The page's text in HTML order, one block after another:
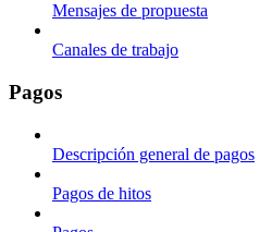
Mensajes de propuesta
Canales de trabajo
Pagos
Descripción general de pagos
Pagos de hitos